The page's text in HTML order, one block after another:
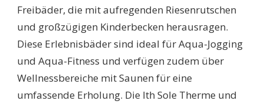
Freibäder, die mit aufregenden Riesenrutschen
und großzügigen Kinderbecken herausragen.
Diese Erlebnisbäder sind ideal für Aqua-Jogging
und Aqua-Fitness und verfügen zudem über
Wellnessbereiche mit Saunen für eine
umfassende Erholung. Die Ith Sole Therme und